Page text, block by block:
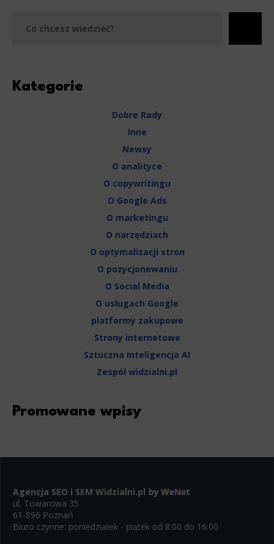
Kategorie
Dobre Rady
Inne
Newsy
O analityce
O copywritingu
O Google Ads
O marketingu
O narzędziach
O optymalizacji stron
O pozycjonowaniu
O Social Media
O usługach Google
platformy zakupowe
Strony internetowe
Sztuczna Inteligencja AI
Zespół widzialni.pl
Promowane wpisy
Agencja SEO i SEM Widzialni.pl
ul. Towarowa 35
61-896 Poznań
Biuro czynne: poniedziałek - piątek od 8:00 do 16:00